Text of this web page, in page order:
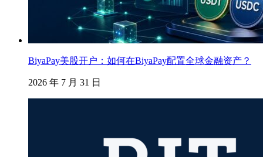
BiyaPay美股开户：如何在BiyaPay配置全球金融资产？
2026 年 7 月 31 日